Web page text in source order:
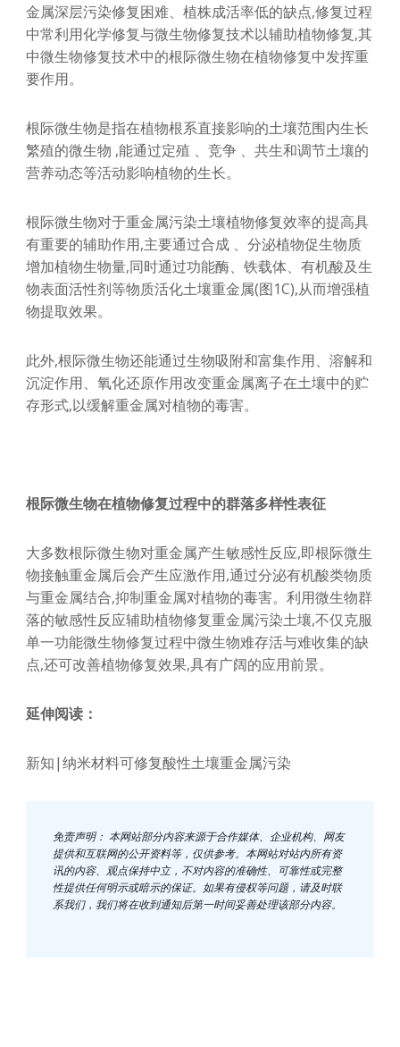
金属深层污染修复困难、植株成活率低的缺点,修复过程
中常利用化学修复与微生物修复技术以辅助植物修复,其
中微生物修复技术中的根际微生物在植物修复中发挥重
要作用。
根际微生物是指在植物根系直接影响的土壤范围内生长
繁殖的微生物 ,能通过定殖 、竞争 、共生和调节土壤的
营养动态等活动影响植物的生长。
根际微生物对于重金属污染土壤植物修复效率的提高具
有重要的辅助作用,主要通过合成 、分泌植物促生物质
增加植物生物量,同时通过功能酶、铁载体、有机酸及生
物表面活性剂等物质活化土壤重金属(图1C),从而增强植
物提取效果。
此外,根际微生物还能通过生物吸附和富集作用、溶解和
沉淀作用、氧化还原作用改变重金属离子在土壤中的贮
存形式,以缓解重金属对植物的毒害。
根际微生物在植物修复过程中的群落多样性表征
大多数根际微生物对重金属产生敏感性反应,即根际微生
物接触重金属后会产生应激作用,通过分泌有机酸类物质
与重金属结合,抑制重金属对植物的毒害。利用微生物群
落的敏感性反应辅助植物修复重金属污染土壤,不仅克服
单一功能微生物修复过程中微生物难存活与难收集的缺
点,还可改善植物修复效果,具有广阔的应用前景。
延伸阅读：
新知|纳米材料可修复酸性土壤重金属污染
免责声明： 本网站部分内容来源于合作媒体、企业机构、网友
提供和互联网的公开资料等，仅供参考。本网站对站内所有资
讯的内容、观点保持中立，不对内容的准确性、可靠性或完整
性提供任何明示或暗示的保证。如果有侵权等问题，请及时联
系我们，我们将在收到通知后第一时间妥善处理该部分内容。